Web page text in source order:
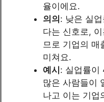
율이에요.
의의: 낮은 실
다는 신호로,
므로 기업의 매
미쳐요.
예시: 실업률이
많은 사람들이
나고 이는 기업